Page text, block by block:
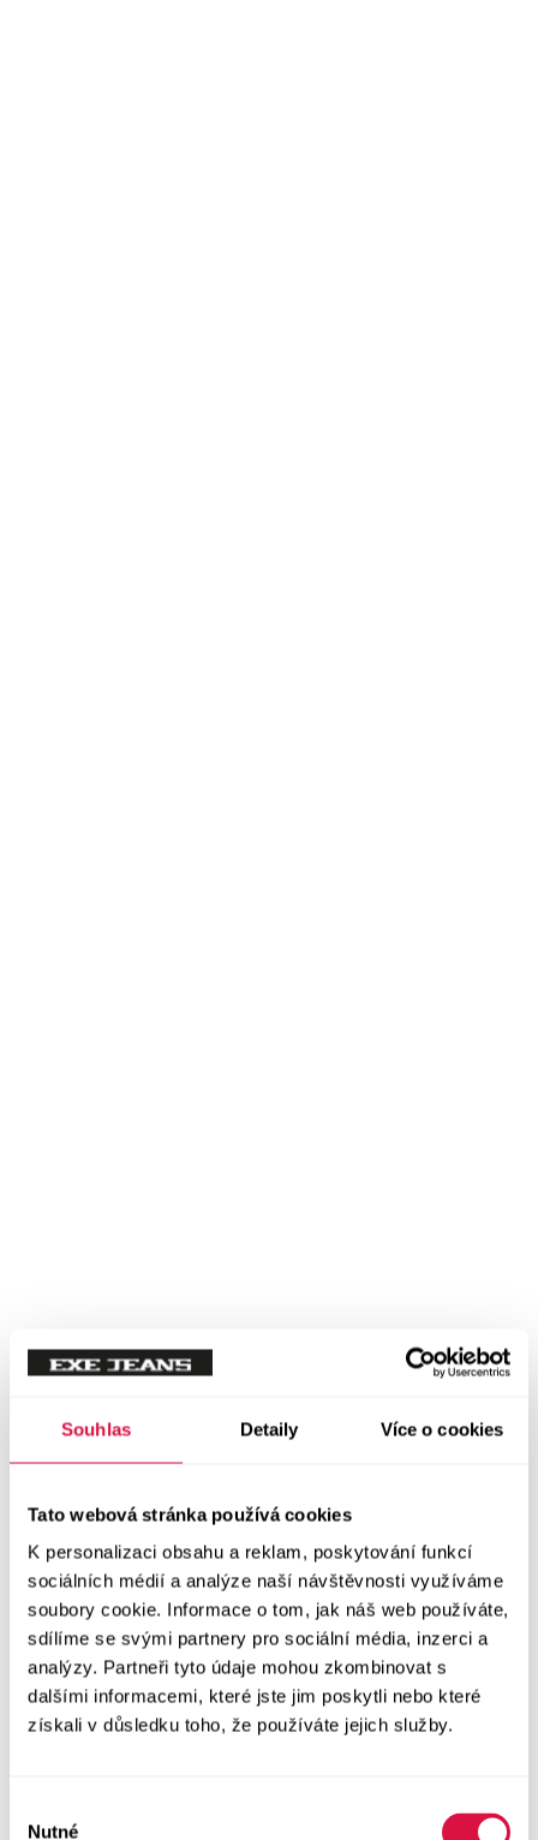
Souhlas Detaily Více o cookies
Tato webová stránka používá cookies
K personalizaci obsahu a reklam, poskytování funkcí
sociálních médií a analýze naší návštěvnosti využíváme
soubory cookie. Informace o tom, jak náš web používáte,
sdílíme se svými partnery pro sociální média, inzerci a
analýzy. Partneři tyto údaje mohou zkombinovat s
dalšími informacemi, které jste jim poskytli nebo které
získali v důsledku toho, že používáte jejich služby.
Nutné